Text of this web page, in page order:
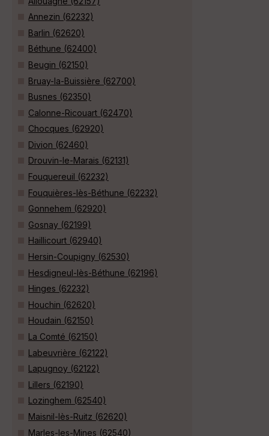
Annezin (62232)
Barlin (62620)
Béthune (62400)
Beugin (62150)
Bruay-la-Buissière (62700)
Busnes (62350)
Calonne-Ricouart (62470)
Chocques (62920)
Divion (62460)
Drouvin-le-Marais (62131)
Fouquereuil (62232)
Fouquières-lès-Béthune (62232)
Gonnehem (62920)
Gosnay (62199)
Haillicourt (62940)
Hersin-Coupigny (62530)
Hesdigneul-lès-Béthune (62196)
Hinges (62232)
Houchin (62620)
Houdain (62150)
La Comté (62150)
Labeuvrière (62122)
Lapugnoy (62122)
Lillers (62190)
Lozinghem (62540)
Maisnil-lès-Ruitz (62620)
Marles-les-Mines (62540)